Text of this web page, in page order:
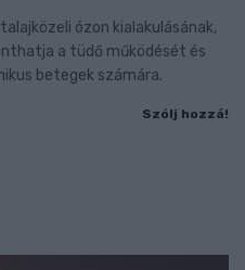
ózon kialakulásának,
a tüdő működését és
betegek számára.
Szólj hozzá!